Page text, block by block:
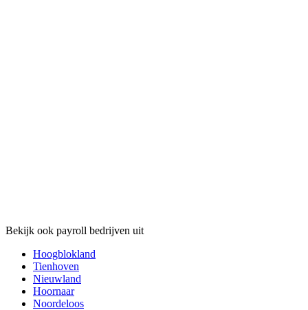
Bekijk ook payroll bedrijven uit
Hoogblokland
Tienhoven
Nieuwland
Hoornaar
Noordeloos